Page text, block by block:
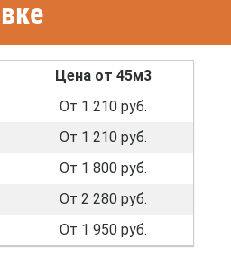
Цена от 45м3
От 1 210 руб.
От 1 210 руб.
От 1 800 руб.
От 2 280 руб.
От 1 950 руб.